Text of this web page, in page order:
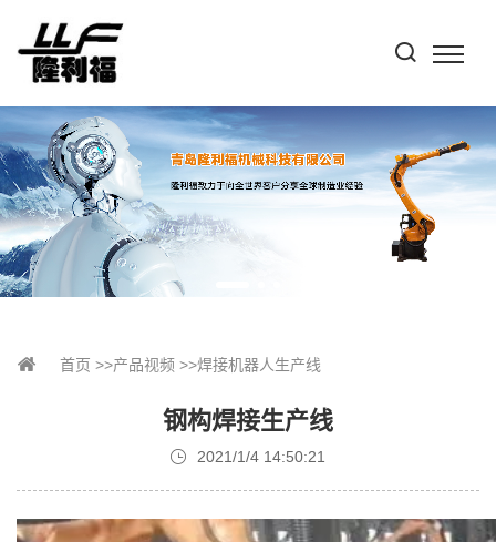
首页 >>产品视频 >>焊接机器人生产线
钢构焊接生产线
2021/1/4 14:50:21